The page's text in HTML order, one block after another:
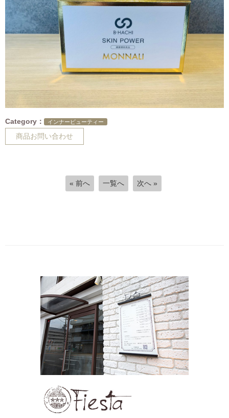
Category： インナービューティー
商品お問い合わせ
« 前へ 一覧へ 次へ »